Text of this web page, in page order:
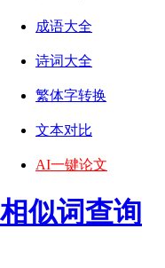
成语大全
诗词大全
繁体字转换
文本对比
AI一键论文
相似词查询